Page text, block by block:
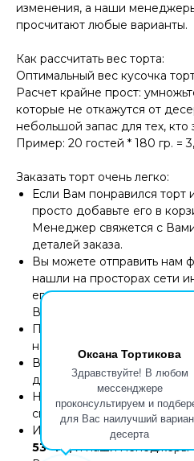
Оксана Тортикова
Здравствуйте! В любом
мессенджере
проконсультируем и
для Вас наилучший
десерта
изменения, а наши
просчитают любые варианты.
Как рассчитать вес торта:
Оптимальный вес кусочка
Расчет крайне прост:
которые не откажутся от
небольшой запас для тех, кто
Пример: 20 гостей * 180 гр. =
Заказать торт очень легко:
Если Вам понравился торт
просто добавьте его в
Менеджер свяжется с
деталей заказа.
Вы можете отправить нам
нашли на просторах сети
его с учетом Ваших
Вами вместе
После выбора
наших потрясающих
Вам остается только
доставка или самовывоз.
Накануне назначенной
свяжется с Вами.
Или просто позвоните нам
53-44,и наши менеджеры